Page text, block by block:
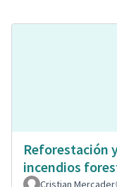
Reforestación
incendios
Cristian Mercader